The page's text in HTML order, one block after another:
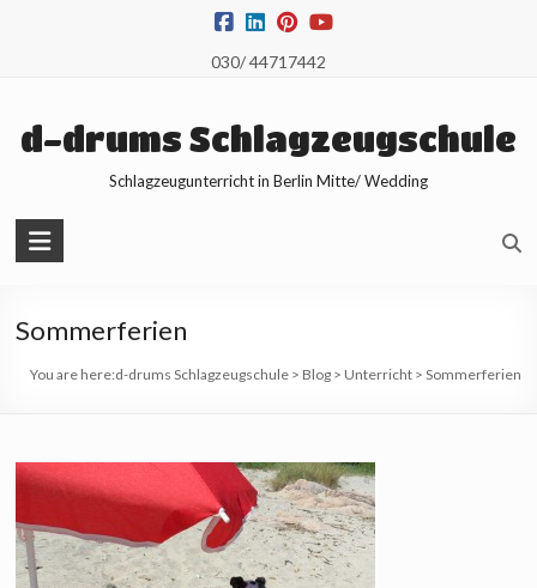
030/ 44717442
d-drums Schlagzeugschule
Schlagzeugunterricht in Berlin Mitte/ Wedding
Sommerferien
You are here:d-drums Schlagzeugschule> Blog> Unterricht> Sommerferien